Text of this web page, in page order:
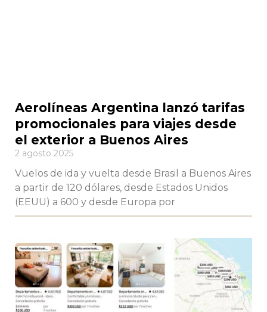
Aerolíneas Argentina lanzó tarifas
promocionales para viajes desde
el exterior a Buenos Aires
2 agosto 2025
Vuelos de ida y vuelta desde Brasil a Buenos Aires
a partir de 120 dólares, desde Estados Unidos
(EEUU) a 600 y desde Europa por